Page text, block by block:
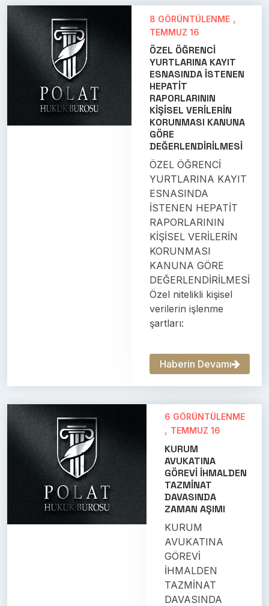
8 GÖRÜNTÜLENME ,
TEMMUZ 16
ÖZEL ÖĞRENCİ
YURTLARINA KAYIT
ESNASINDA İSTENEN
HEPATİT
RAPORLARININ
KİŞİSEL VERİLERİN
KORUNMASI KANUNA
GÖRE
DEĞERLENDİRİLMESİ
ÖZEL ÖĞRENCİ
YURTLARINA KAYIT
ESNASINDA
İSTENEN HEPATİT
RAPORLARININ
KİŞİSEL VERİLERİN
KORUNMASI
KANUNA GÖRE
DEĞERLENDİRİLMESİ
Özel nitelikli kişisel
verilerin işlenme
şartları:
Haberin Devamı
6 GÖRÜNTÜLENME
, TEMMUZ 16
KURUM
AVUKATINA
GÖREVİ İHMALDEN
TAZMİNAT
DAVASINDA
ZAMAN AŞIMI
KURUM
AVUKATINA
GÖREVİ
İHMALDEN
TAZMİNAT
DAVASINDA